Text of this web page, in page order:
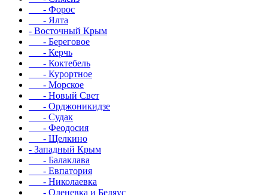
- Форос
- Ялта
- Восточный Крым
- Береговое
- Керчь
- Коктебель
- Курортное
- Морское
- Новый Свет
- Орджоникидзе
- Судак
- Феодосия
- Щелкино
- Западный Крым
- Балаклава
- Евпатория
- Николаевка
- Оленевка и Беляус